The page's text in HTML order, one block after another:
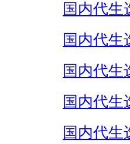
国内代生
国内代生
国内代生
国内代生
国内代生